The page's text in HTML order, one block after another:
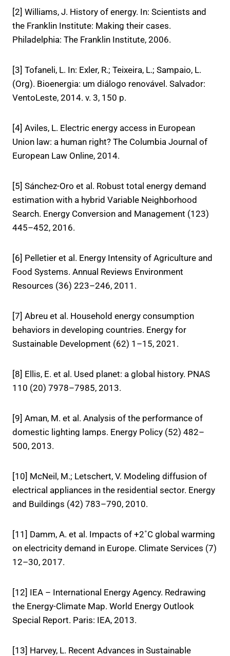
[2] Williams, J. History of energy. In: Scientists and
the Franklin Institute: Making their cases.
Philadelphia: The Franklin Institute, 2006.
[3] Tofaneli, L. In: Exler, R.; Teixeira, L.; Sampaio, L.
(Org). Bioenergia: um diálogo renovável. Salvador:
VentoLeste, 2014. v. 3, 150 p.
[4] Aviles, L. Electric energy access in European
Union law: a human right? The Columbia Journal of
European Law Online, 2014.
[5] Sánchez-Oro et al. Robust total energy demand
estimation with a hybrid Variable Neighborhood
Search. Energy Conversion and Management (123)
445–452, 2016.
[6] Pelletier et al. Energy Intensity of Agriculture and
Food Systems. Annual Reviews Environment
Resources (36) 223–246, 2011.
[7] Abreu et al. Household energy consumption
behaviors in developing countries. Energy for
Sustainable Development (62) 1–15, 2021.
[8] Ellis, E. et al. Used planet: a global history. PNAS
110 (20) 7978–7985, 2013.
[9] Aman, M. et al. Analysis of the performance of
domestic lighting lamps. Energy Policy (52) 482–
500, 2013.
[10] McNeil, M.; Letschert, V. Modeling diffusion of
electrical appliances in the residential sector. Energy
and Buildings (42) 783–790, 2010.
[11] Damm, A. et al. Impacts of +2˚C global warming
on electricity demand in Europe. Climate Services (7)
12–30, 2017.
[12] IEA – International Energy Agency. Redrawing
the Energy-Climate Map. World Energy Outlook
Special Report. Paris: IEA, 2013.
[13] Harvey, L. Recent Advances in Sustainable